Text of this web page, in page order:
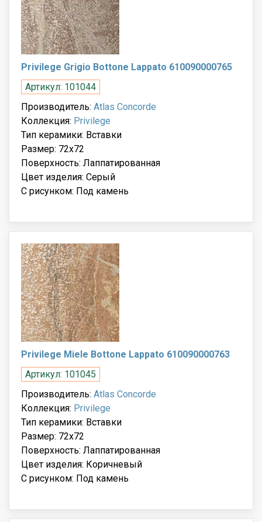
Privilege Grigio Bottone Lappato 610090000765
Артикул: 101044
Производитель: Atlas Concorde
Коллекция: Privilege
Тип керамики: Вставки
Размер: 72x72
Поверхность: Лаппатированная
Цвет изделия: Серый
С рисунком: Под камень
Privilege Miele Bottone Lappato 610090000763
Артикул: 101045
Производитель: Atlas Concorde
Коллекция: Privilege
Тип керамики: Вставки
Размер: 72x72
Поверхность: Лаппатированная
Цвет изделия: Коричневый
С рисунком: Под камень